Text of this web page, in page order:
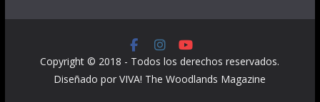
Copyright © 2018 - Todos los derechos reservados.
Diseñado por VIVA! The Woodlands Magazine